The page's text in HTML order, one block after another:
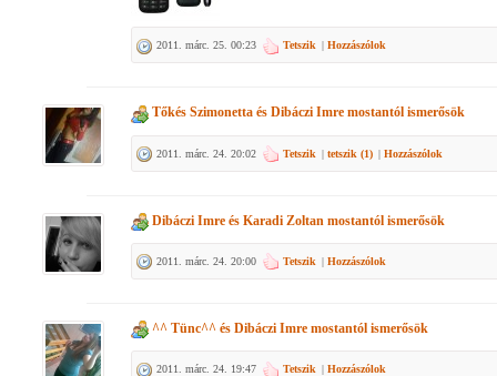
2011. márc. 25. 00:23 Tetszik | Hozzászólok
Tőkés Szimonetta és Dibáczi Imre mostantól ismerősök
2011. márc. 24. 20:02 Tetszik | tetszik (1) | Hozzászólok
Dibáczi Imre és Karadi Zoltan mostantól ismerősök
2011. márc. 24. 20:00 Tetszik | Hozzászólok
^^ Tünc^^ és Dibáczi Imre mostantól ismerősök
2011. márc. 24. 19:47 Tetszik | Hozzászólok